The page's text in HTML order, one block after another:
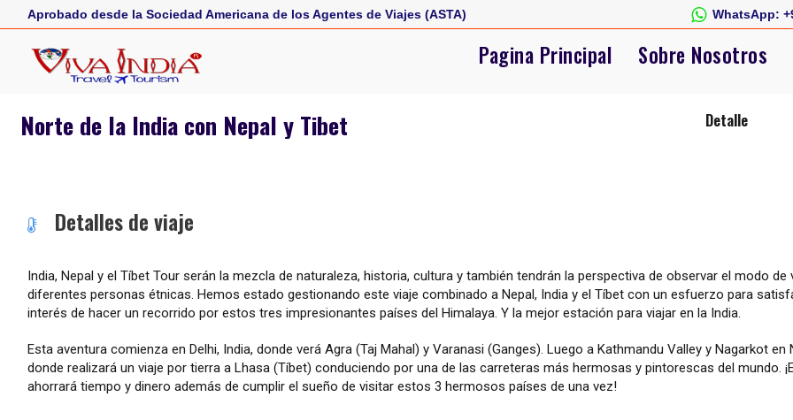
Aprobado desde la Sociedad Americana de los Agentes de Viajes (ASTA) WhatsApp:
Pagina Principal Sobre Nosotros
Norte de la India con Nepal y Tibet Detalle
Detalles de viaje
India, Nepal y el Tíbet Tour serán la mezcla de naturaleza, historia, cultura y también tendrán la perspectiva de observar el modo de
diferentes personas étnicas. Hemos estado gestionando este viaje combinado a Nepal, India y el Tíbet con un esfuerzo para
interés de hacer un recorrido por estos tres impresionantes países del Himalaya. Y la mejor estación para viajar en la India.
Esta aventura comienza en Delhi, India, donde verá Agra (Taj Mahal) y Varanasi (Ganges). Luego a Kathmandu Valley y Nagarkot en
donde realizará un viaje por tierra a Lhasa (Tíbet) conduciendo por una de las carreteras más hermosas y pintorescas del mundo.
ahorrará tiempo y dinero además de cumplir el sueño de visitar estos 3 hermosos países de una vez!